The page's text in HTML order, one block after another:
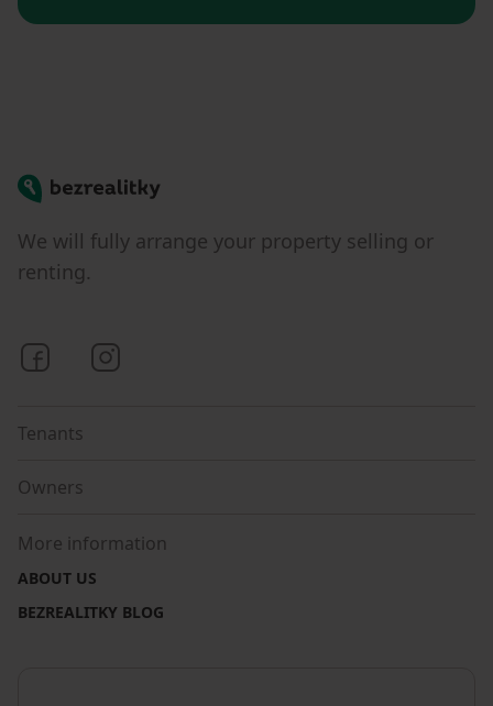
Bezrealitky
We will fully arrange your property selling or
renting.
Bezrealitky on Facebook
Tenants
Owners
More information
ABOUT US
BEZREALITKY BLOG